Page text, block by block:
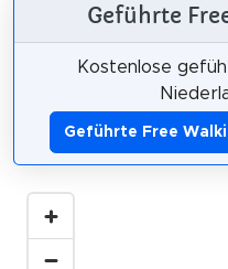
Geführte
Kostenlose
Geführte Free